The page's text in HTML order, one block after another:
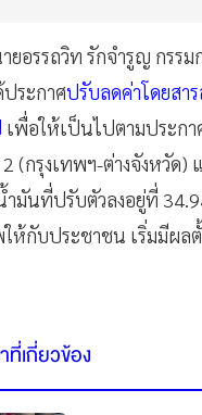
ยอรรถวิท รักจำรูญ กรร
ระกาศปรับลดค่าโดยสา
เพื่อให้เป็นไปตามประกา
(กรุงเทพฯ-ต่างจังหวัด)
ำมันที่ปรับตัวลงอยู่ที่
ห้กับประชาชน เริ่มมีผล
ที่เกี่ยวข้อง